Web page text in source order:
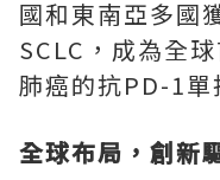
國和東南亞多國
SCLC，成為全
肺癌的抗PD-1單
全球布局，創新